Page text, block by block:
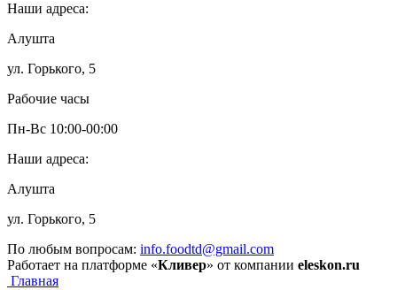
Наши адреса:
Алушта
ул. Горького, 5
Рабочие часы
Пн-Вс 10:00-00:00
Наши адреса:
Алушта
ул. Горького, 5
По любым вопросам: info.foodtd@gmail.com
Работает на платформе «Кливер» от компании eleskon.ru
Главная